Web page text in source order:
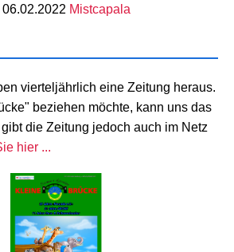
06.02.2022 Mistcapala
vierteljährlich eine Zeitung heraus.
beziehen möchte, kann uns das
die Zeitung jedoch auch im Netz
hier ...